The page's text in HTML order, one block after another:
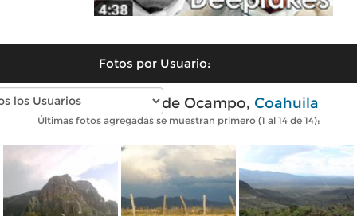
Fotos por Usuario:
Fotos modernas de Ocampo, Coahuila
Últimas fotos agregadas se muestran primero (1 al 14 de 14):